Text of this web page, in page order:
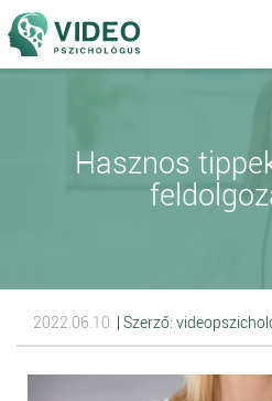
Hasznos
2022.06.10. | Szerző: